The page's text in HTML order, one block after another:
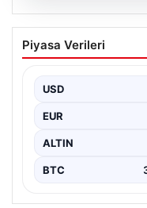
05.08.2026
OpenAI, yapay
sınırların dışına
Piyasa Verileri
USD
EUR
ALTIN
BTC